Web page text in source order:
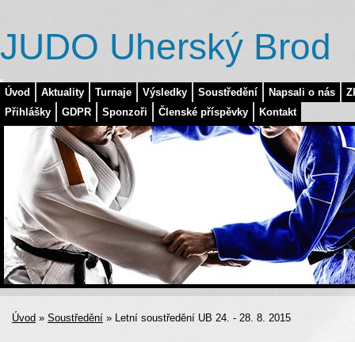
Úvod Aktuality Turnaje Výsledky Soustředění Napsali o nás
Přihlášky
GDPR Sponzoři Členské příspěvky Kontakt
JUDO Uherský Brod
Úvod » Soustředění » Letní soustředění UB 24. - 28. 8. 2015